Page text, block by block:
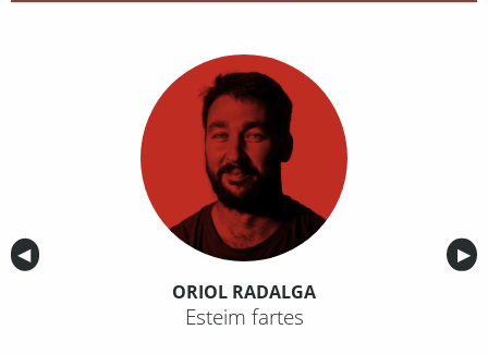
Anterior
◀︎ ▶︎
ORIOL RADALGA
Esteim fartes